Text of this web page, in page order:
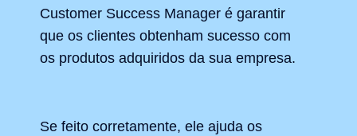
Customer Success Manager é garantir
que os clientes obtenham sucesso com
os produtos adquiridos da sua empresa.
Se feito corretamente, ele ajuda os